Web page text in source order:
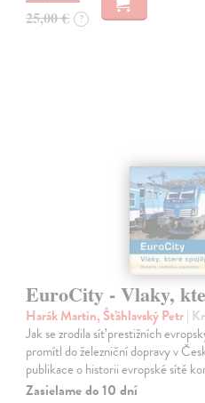
25,00 € ?
EuroCity - Vlaky,
Harák Martin, Šťáhlavský Petr|
Jak se zrodila síť prestižních
promítl do železniční dopravy v
publikace o historii evropské sítě
Zasielame do 10 dní